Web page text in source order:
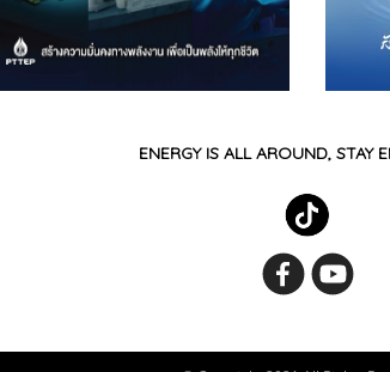
ENERGY IS ALL AROUND, STAY